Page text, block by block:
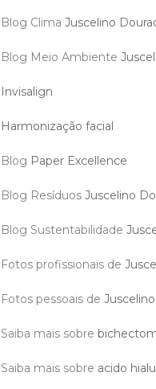
Blog Clima Juscelino
Blog Meio Ambiente
Invisalign
Harmonização facial
Blog Paper Excellence
Blog Resíduos Juscelino
Blog Sustentabilidade
Fotos profissionais de
Fotos pessoais de
Saiba mais sobre
Saiba mais sobre acido